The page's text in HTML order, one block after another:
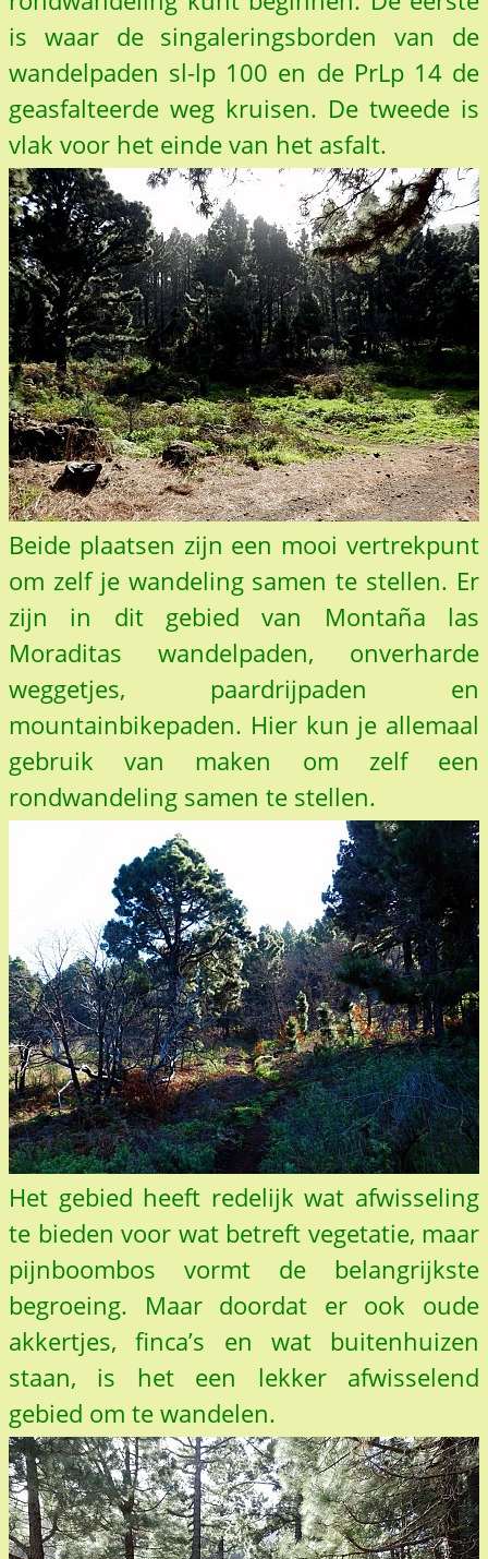
is waar de singaleringsborden van de
wandelpaden sl-lp 100 en de PrLp 14 de
geasfalteerde weg kruisen. De tweede is
vlak voor het einde van het asfalt.
Beide plaatsen zijn een mooi vertrekpunt
om zelf je wandeling samen te stellen. Er
zijn in dit gebied van Montaña las
Moraditas wandelpaden, onverharde
weggetjes, paardrijpaden en
mountainbikepaden. Hier kun je allemaal
gebruik van maken om zelf een
rondwandeling samen te stellen.
Het gebied heeft redelijk wat afwisseling
te bieden voor wat betreft vegetatie, maar
pijnboombos vormt de belangrijkste
begroeing. Maar doordat er ook oude
akkertjes, finca’s en wat buitenhuizen
staan, is het een lekker afwisselend
gebied om te wandelen.